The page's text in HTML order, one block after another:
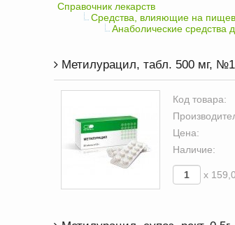
Справочник лекарств
Средства, влияющие на
Анаболические средства
Метилурацил, табл. 500 мг,
Код товара:
Цена:
Наличие:
х